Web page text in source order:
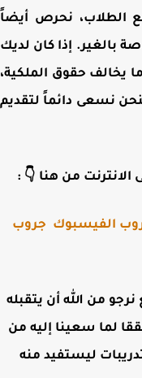
نحرص أيضاً
إذا كان لديك
حقوق الملكية،
نسعى دائماً لتقديم
من هنا 👇 :
الفيسبوك جروب
من الله أن يتقبله
لما سعينا إليه من
ليستفيد منه